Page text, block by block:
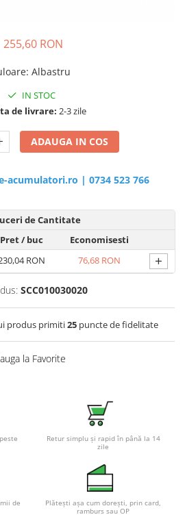
si testere
255,60 RON
: Albastru
IN STOC
de livrare: 2-3 zile
ADAUGA IN COS
acumulatori.ro | 0734 523 766
de Cantitate
Pret/ buc
Economisesti
RON 76,68 RON +
SCC010030020
produs primiti25puncte de fidelitate
la Favorite
Retur simplu și rapid în până la 14
zile
de
Plătești așa cum dorești, prin card,
ramburs sau OP